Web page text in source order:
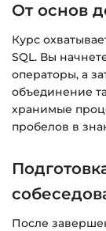
чат на сайте.
От основ
Курс
SQL. Вы
операторы, а
объединение
хранимые
пробелов в
После